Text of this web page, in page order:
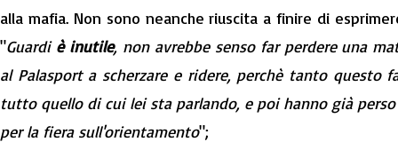
alla mafia. Non sono neanche riuscita a finire di
"Guardi è inutile, non avrebbe senso far perdere una
al Palasport a scherzare e ridere, perchè tanto questo
tutto quello di cui lei sta parlando, e poi hanno già
per la fiera sull'orientamento";